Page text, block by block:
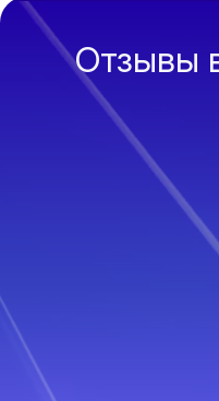
Отзывы
В этом курсе есть
тех, кто имеет свой
Получила массу
информации,
времени на поисках в
получила много
Исаева Анастасия,